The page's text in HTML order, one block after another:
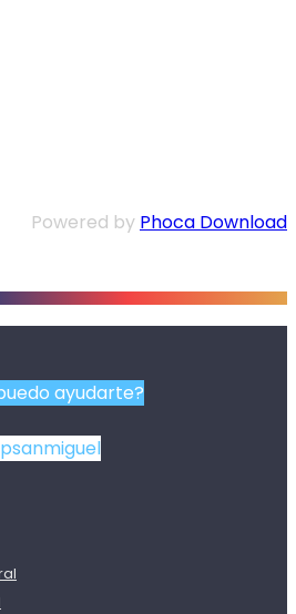
Powered by Phoca Download
ayudarte?